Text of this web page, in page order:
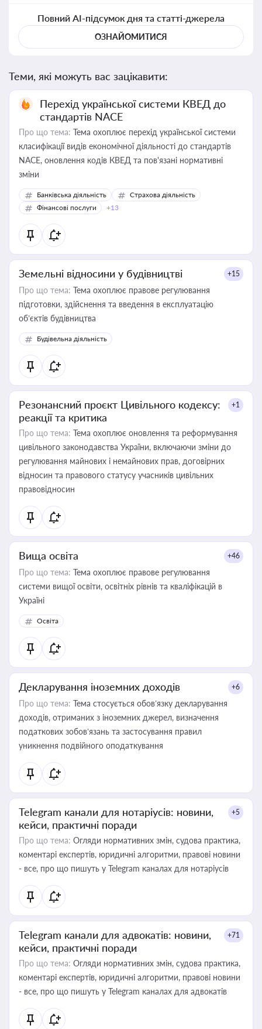
Повний AI-підсумок дня та статті-джерела
ОЗНАЙОМИТИСЯ
Теми, які можуть вас зацікавити:
Перехід української системи КВЕД до
стандартів NACE
Про що тема: Тема охоплює перехід української системи
класифікації видів економічної діяльності до стандартів
NACE, оновлення кодів КВЕД та пов'язані нормативні
зміни
Банківська діяльність
Страхова діяльність
Фінансові послуги
+13
Земельні відносини у будівництві +15
Про що тема: Тема охоплює правове регулювання
підготовки, здійснення та введення в експлуатацію
об’єктів будівництва
Будівельна діяльність
Резонансний проєкт Цивільного кодексу:
реакції та критика
+1
Про що тема: Тема охоплює оновлення та реформування
цивільного законодавства України, включаючи зміни до
регулювання майнових і немайнових прав, договірних
відносин та правового статусу учасників цивільних
правовідносин
Вища освіта +46
Про що тема: Тема охоплює правове регулювання
системи вищої освіти, освітніх рівнів та кваліфікацій в
Україні
Освіта
Декларування іноземних доходів +6
Про що тема: Тема стосується обов’язку декларування
доходів, отриманих з іноземних джерел, визначення
податкових зобов’язань та застосування правил
уникнення подвійного оподаткування
Telegram канали для нотаріусів: новини,
кейси, практичні поради
+5
Про що тема: Огляди нормативних змін, судова практика,
коментарі експертів, юридичні алгоритми, правові новини
- все, про що пишуть у Telegram каналах для нотаріусів
Telegram канали для адвокатів: новини,
кейси, практичні поради
+71
Про що тема: Огляди нормативних змін, судова практика,
коментарі експертів, юридичні алгоритми, правові новини
- все, про що пишуть у Telegram каналах для адвокатів